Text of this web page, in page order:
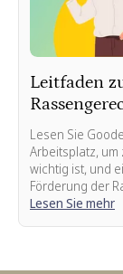
Leitfaden
Lesen Sie
Arbeitsplatz,
wichtig ist, und
Förderung der
Lesen Sie mehr